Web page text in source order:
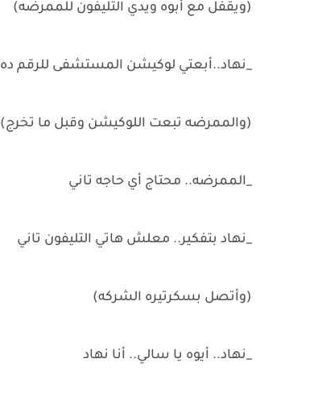
(ويقفل مع أبوه ويدي التليفون للممرضه)
_نهاد..أبعتي لوكيشن المستشفى للرقم ده
(والممرضه تبعت اللوكيشن وقبل ما تخرج)
_الممرضه.. محتاج أي حاجه تاني
_نهاد بتفكير.. معلش هاتي التليفون تاني
(وأتصل بسكرتيره الشركه)
_نهاد.. أيوه يا سالي.. أنا نهاد